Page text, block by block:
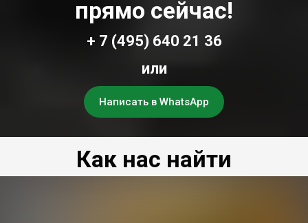
прямо сейчас!
+ 7 (495) 640 21 36
или
Написать в WhatsApp
Как нас найти